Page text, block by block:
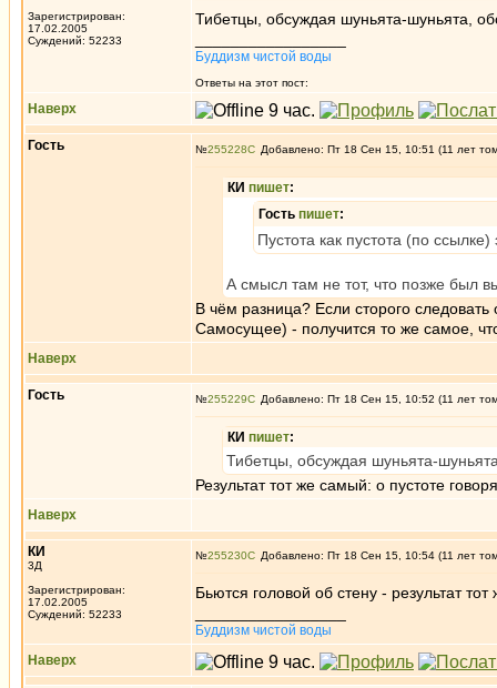
Зарегистрирован:
17.02.2005
Суждений: 52233
Тибетцы, обсуждая шуньята-шуньята,
Буддизм чистой воды
Ответы на этот пост:
Наверх
Гость №255228 Добавлено: Пт 18 Сен 15, 10:51 (11 лет
КИ пишет:
Гость пишет:
Пустота как пустота (по ссылке)
А смысл там не тот, что позже был
В чём разница? Если сторого
Самосущее) - получится то же самое,
Наверх
Гость №255229 Добавлено: Пт 18 Сен 15, 10:52 (11 лет
КИ пишет:
Тибетцы, обсуждая шуньята-
Результат тот же самый: о пустоте
Наверх
КИ
3Д
Зарегистрирован:
17.02.2005
Суждений: 52233
№255230 Добавлено: Пт 18 Сен 15, 10:54 (11 лет
Бьются головой об стену - результат
Буддизм чистой воды
Наверх